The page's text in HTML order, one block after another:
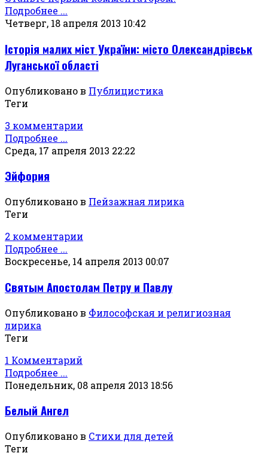
Подробнее ...
Четверг, 18 апреля 2013 10:42
Історія малих міст України: місто Олександрівськ
Луганської області
Опубликовано в Публицистика
Теги
3 комментарии
Подробнее ...
Среда, 17 апреля 2013 22:22
Эйфория
Опубликовано в Пейзажная лирика
Теги
2 комментарии
Подробнее ...
Воскресенье, 14 апреля 2013 00:07
Святым Апостолам Петру и Павлу
Опубликовано в Философская и религиозная
лирика
Теги
1 Комментарий
Подробнее ...
Понедельник, 08 апреля 2013 18:56
Белый Ангел
Опубликовано в Стихи для детей
Теги